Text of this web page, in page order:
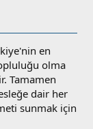
en
olma
Tamamen
dair her
sunmak için